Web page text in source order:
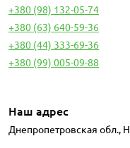
+380 (98) 132-05-74
+380 (63) 640-59-36
+380 (44) 333-69-36
+380 (99) 005-09-88
Наш адрес
Днепропетровская обл.,